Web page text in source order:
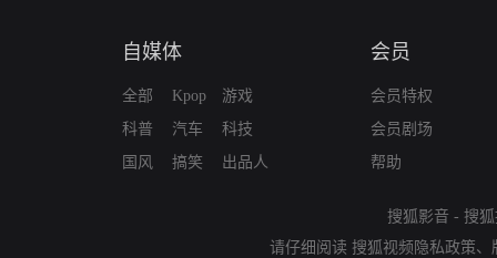
自媒体
全部
科普
国风
Kpop
汽车
搞笑
游戏
科技
出品人
会员
会员特权
会员剧场
帮助
搜狐影音 - 搜
请仔细阅读 搜狐视频隐私政策、